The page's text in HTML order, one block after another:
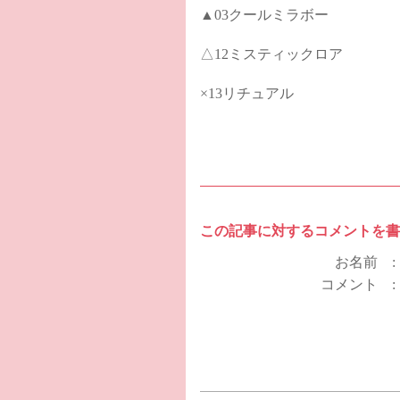
▲03クールミラボー
△12ミスティックロア
×13リチュアル
この記事に対するコメントを書
お名前
コメント